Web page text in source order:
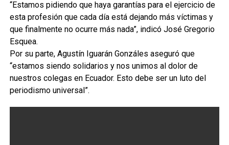
“Estamos pidiendo que haya garantías para el ejercicio de
esta profesión que cada día está dejando más víctimas y
que finalmente no ocurre más nada”, indicó José Gregorio
Esquea.
Por su parte, Agustín Iguarán Gonzáles aseguró que
“estamos siendo solidarios y nos unimos al dolor de
nuestros colegas en Ecuador. Esto debe ser un luto del
periodismo universal”.